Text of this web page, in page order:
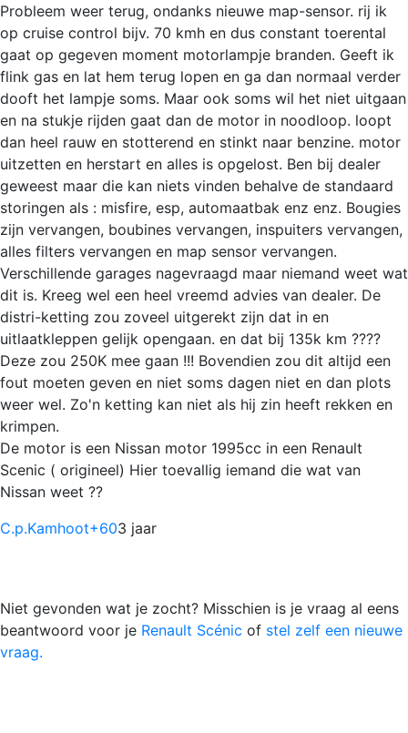
Probleem weer terug, ondanks nieuwe map-sensor. rij ik
op cruise control bijv. 70 kmh en dus constant toerental
gaat op gegeven moment motorlampje branden. Geeft ik
flink gas en lat hem terug lopen en ga dan normaal verder
dooft het lampje soms. Maar ook soms wil het niet uitgaan
en na stukje rijden gaat dan de motor in noodloop. loopt
dan heel rauw en stotterend en stinkt naar benzine. motor
uitzetten en herstart en alles is opgelost. Ben bij dealer
geweest maar die kan niets vinden behalve de standaard
storingen als : misfire, esp, automaatbak enz enz. Bougies
zijn vervangen, boubines vervangen, inspuiters vervangen,
alles filters vervangen en map sensor vervangen.
Verschillende garages nagevraagd maar niemand weet wat
dit is. Kreeg wel een heel vreemd advies van dealer. De
distri-ketting zou zoveel uitgerekt zijn dat in en
uitlaatkleppen gelijk opengaan. en dat bij 135k km ????
Deze zou 250K mee gaan !!! Bovendien zou dit altijd een
fout moeten geven en niet soms dagen niet en dan plots
weer wel. Zo'n ketting kan niet als hij zin heeft rekken en
krimpen.
De motor is een Nissan motor 1995cc in een Renault
Scenic ( origineel) Hier toevallig iemand die wat van
Nissan weet ??
C.p.Kamhoot+603 jaar
Niet gevonden wat je zocht? Misschien is je vraag al eens
beantwoord voor je Renault Scénic of stel zelf een nieuwe
vraag.